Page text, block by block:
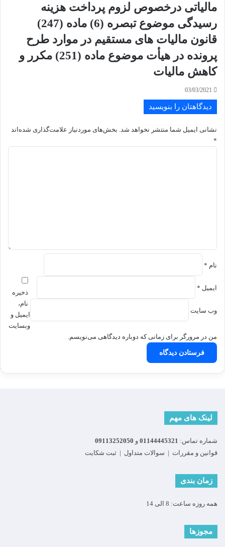
مالیاتی درخصوص لزوم پرداخت هزینه
رسیدگی موضوع تبصره (6) ماده (247)
قانون مالیات­ های مستقیم در موارد طرح
پرونده در هیأت موضوع ماده (251) مکرر و
کاهش مالیات
03/03/2021
دیدگاهتان را بنویسید
نشانی ایمیل شما منتشر نخواهد شد. بخش‌های موردنیاز علامت‌گذاری شده‌اند
*
نام *
ایمیل *
وب‌ سایت
ذخیره
نام،
ایمیل و
وبسایت
من در مرورگر برای زمانی که دوباره دیدگاهی می‌نویسم.
لینک های مهم
شماره تماس: 01144445321 و 09113252050
قوانین و مقررات | سوالات متداول | ثبت شکایت
زمان بندی
همه روزه ساعت: 8 الی 14
مجوزها